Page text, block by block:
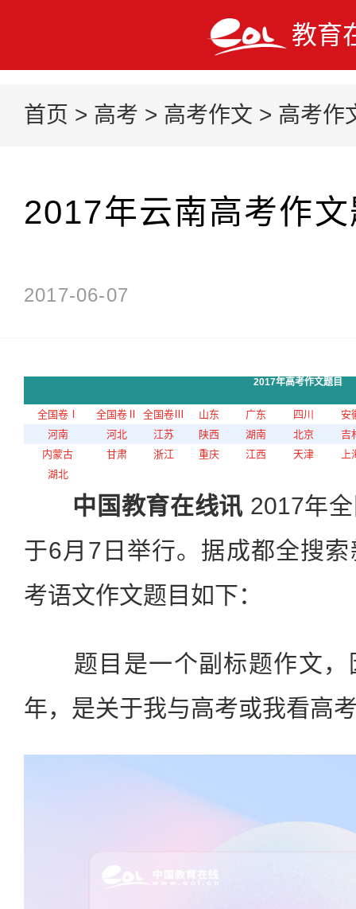
教育
首页 > 高考 > 高考作文 > 高考作
2017年云南高考作
2017-06-07
2017年高考作文题目
全国卷Ⅰ 全国卷Ⅱ 全国卷Ⅲ 山东 广东 四川
安
河南
河北 江苏 陕西 湖南 北京
吉
内蒙古
甘肃 浙江 重庆 江西 天津
上
湖北
中国教育在线讯 2017年
于6月7日举行。据成都全搜
考语文作文题目如下：
题目是一个副标题作文，
年，是关于我与高考或我看高